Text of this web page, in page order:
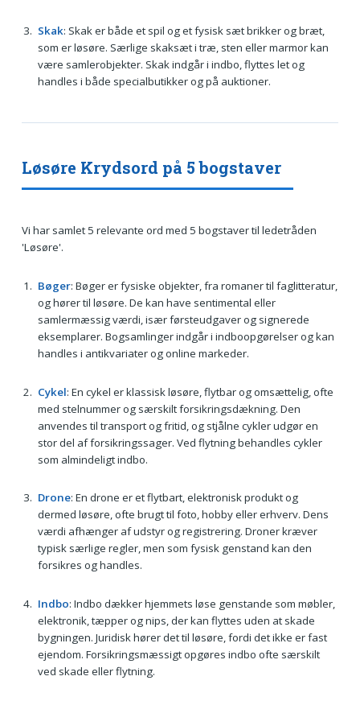
Skak: Skak er både et spil og et fysisk sæt brikker og bræt,
som er løsøre. Særlige skaksæt i træ, sten eller marmor kan
være samlerobjekter. Skak indgår i indbo, flyttes let og
handles i både specialbutikker og på auktioner.
Løsøre Krydsord på 5 bogstaver
Vi har samlet 5 relevante ord med 5 bogstaver til ledetråden
'Løsøre'.
Bøger: Bøger er fysiske objekter, fra romaner til faglitteratur,
og hører til løsøre. De kan have sentimental eller
samlermæssig værdi, især førsteudgaver og signerede
eksemplarer. Bogsamlinger indgår i indboopgørelser og kan
handles i antikvariater og online markeder.
Cykel: En cykel er klassisk løsøre, flytbar og omsættelig, ofte
med stelnummer og særskilt forsikringsdækning. Den
anvendes til transport og fritid, og stjålne cykler udgør en
stor del af forsikringssager. Ved flytning behandles cykler
som almindeligt indbo.
Drone: En drone er et flytbart, elektronisk produkt og
dermed løsøre, ofte brugt til foto, hobby eller erhverv. Dens
værdi afhænger af udstyr og registrering. Droner kræver
typisk særlige regler, men som fysisk genstand kan den
forsikres og handles.
Indbo: Indbo dækker hjemmets løse genstande som møbler,
elektronik, tæpper og nips, der kan flyttes uden at skade
bygningen. Juridisk hører det til løsøre, fordi det ikke er fast
ejendom. Forsikringsmæssigt opgøres indbo ofte særskilt
ved skade eller flytning.